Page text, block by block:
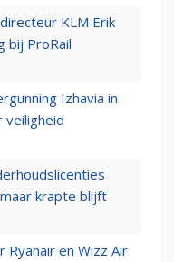
KLM Erik
bij ProRail
Izhavia in
krapte blijft
Ryanair en Wizz Air